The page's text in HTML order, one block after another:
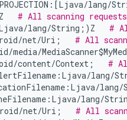
# All scanning requests
lang/String;)Z #
net/Uri; # All
media/
content/Context; #
lang/
net/Uri; # All